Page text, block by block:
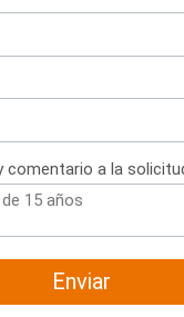
comentario a la
Enviar